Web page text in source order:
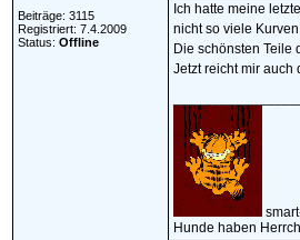
Beiträge: 3115
Registriert: 7.4.2009
Status: Offline
Ich hatte meine
nicht so viele
Die schönsten
Jetzt reicht mir auch
Hunde haben